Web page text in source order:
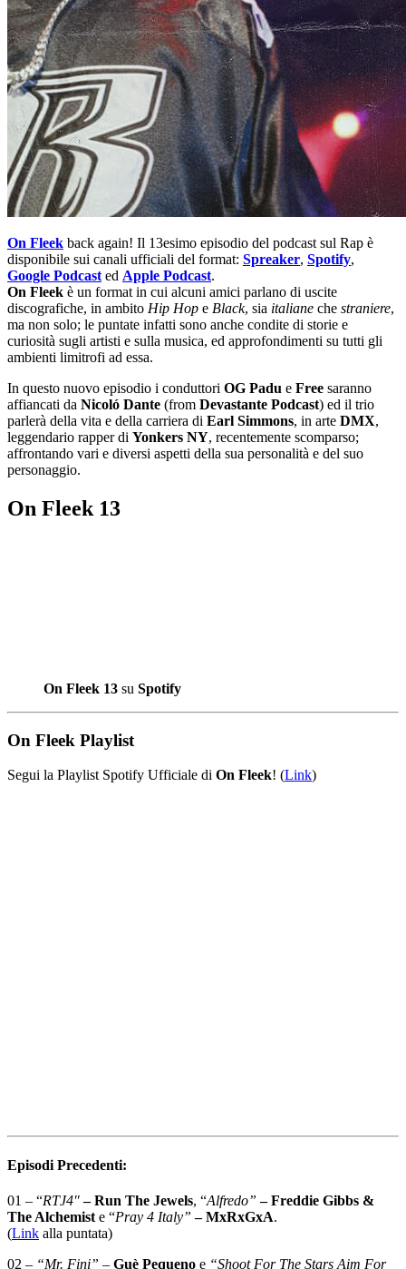
On Fleek back again! Il 13esimo episodio del podcast sul Rap è
disponibile sui canali ufficiali del format: Spreaker, Spotify,
Google Podcast ed Apple Podcast.
On Fleek è un format in cui alcuni amici parlano di uscite
discografiche, in ambito Hip Hop e Black, sia italiane che straniere,
ma non solo; le puntate infatti sono anche condite di storie e
curiosità sugli artisti e sulla musica, ed approfondimenti su tutti gli
ambienti limitrofi ad essa.
In questo nuovo episodio i conduttori OG Padu e Free saranno
affiancati da Nicoló Dante (from Devastante Podcast) ed il trio
parlerà della vita e della carriera di Earl Simmons, in arte DMX,
leggendario rapper di Yonkers NY, recentemente scomparso;
affrontando vari e diversi aspetti della sua personalità e del suo
personaggio.
On Fleek 13
On Fleek 13 su Spotify
On Fleek Playlist
Segui la Playlist Spotify Ufficiale di On Fleek! (Link)
Episodi Precedenti:
01 – “RTJ4″– Run The Jewels, “Alfredo” – Freddie Gibbs &
The Alchemist e “Pray 4 Italy” – MxRxGxA.
(Link alla puntata)
02 – “Mr. Fini” – Guè Pequeno e “Shoot For The Stars Aim For